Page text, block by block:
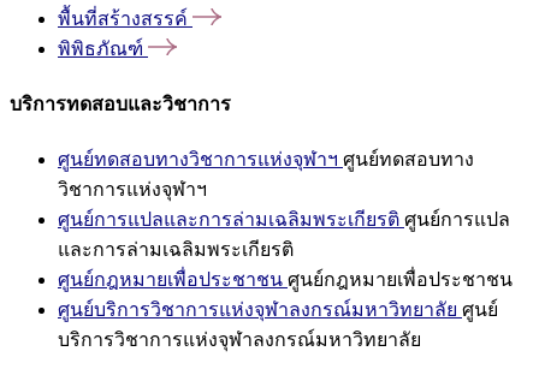
พื้นที่สร้างสรรค์
พิพิธภัณฑ์
บริการทดสอบและวิชาการ
ศูนย์ทดสอบทางวิชาการแห่งจุฬาฯ ศูนย์ทดสอบทาง
วิชาการแห่งจุฬาฯ
ศูนย์การแปลและการล่ามเฉลิมพระเกียรติ ศูนย์การแปล
และการล่ามเฉลิมพระเกียรติ
ศูนย์กฎหมายเพื่อประชาชน ศูนย์กฎหมายเพื่อประชาชน
ศูนย์บริการวิชาการแห่งจุฬาลงกรณ์มหาวิทยาลัย ศูนย์
บริการวิชาการแห่งจุฬาลงกรณ์มหาวิทยาลัย